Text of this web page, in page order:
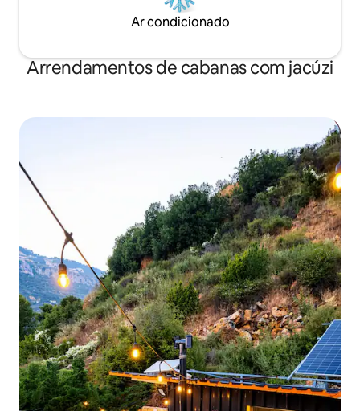
Ar condicionado
Arrendamentos de cabanas com jacúzi